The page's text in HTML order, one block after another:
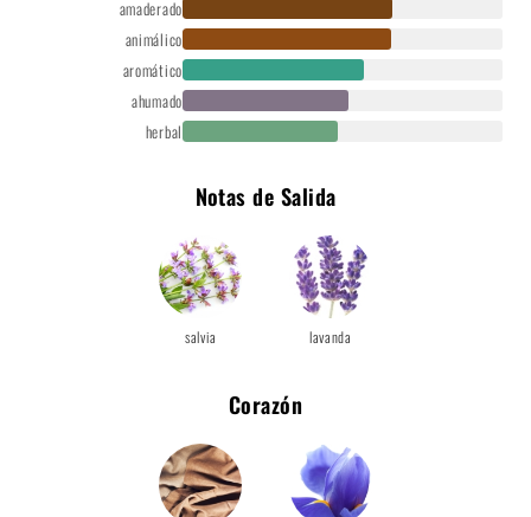
amaderado
animálico
aromático
ahumado
herbal
Notas de Salida
salvia lavanda
Corazón